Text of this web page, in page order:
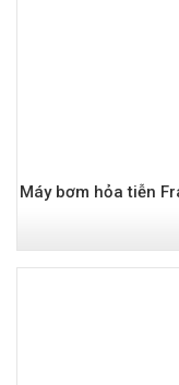
Máy bơm hỏa tiễn